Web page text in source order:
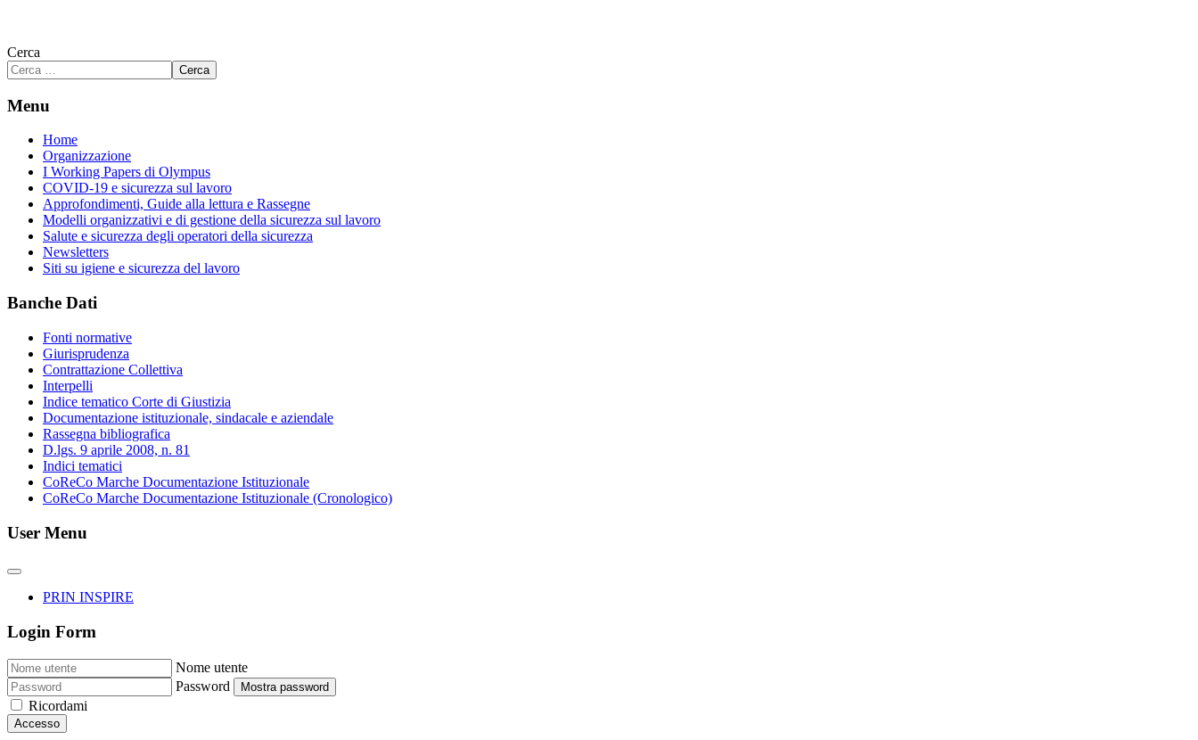
Cerca
Cerca
Menu
Home
Organizzazione
I Working Papers di Olympus
COVID-19 e sicurezza sul lavoro
Approfondimenti, Guide alla lettura e Rassegne
Modelli organizzativi e di gestione della sicurezza sul lavoro
Salute e sicurezza degli operatori della sicurezza
Newsletters
Siti su igiene e sicurezza del lavoro
Banche Dati
Fonti normative
Giurisprudenza
Contrattazione Collettiva
Interpelli
Indice tematico Corte di Giustizia
Documentazione istituzionale, sindacale e aziendale
Rassegna bibliografica
D.lgs. 9 aprile 2008, n. 81
Indici tematici
CoReCo Marche Documentazione Istituzionale
CoReCo Marche Documentazione Istituzionale (Cronologico)
User Menu
PRIN INSPIRE
Login Form
Nome utente
Password
Mostra password
Ricordami
Accesso